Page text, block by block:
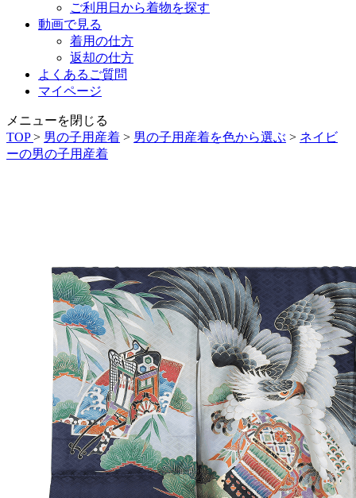
ご利用日から着物を探す
動画で見る
着用の仕方
返却の仕方
よくあるご質問
マイページ
メニューを閉じる
TOP> 男の子用産着 > 男の子用産着を色から選ぶ > ネイビ
ーの男の子用産着